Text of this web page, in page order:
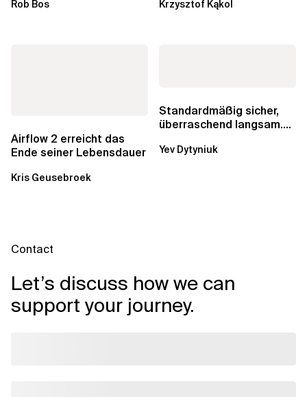
aber auch die...
Rob Bos
Durch die Automatisierung...
Krzysztof Kąkol
Airflow 2 erreicht das
Ende seiner Lebensdauer
Kris Geusebroek
Standardmäßig sicher,
überraschend langsam.
über die RDS...
Yev Dytyniuk
Contact
Let’s discuss how we can
support your journey.